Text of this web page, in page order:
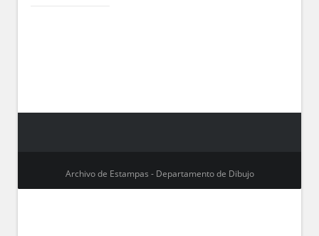
Archivo de Estampas - Departamento de Dibujo